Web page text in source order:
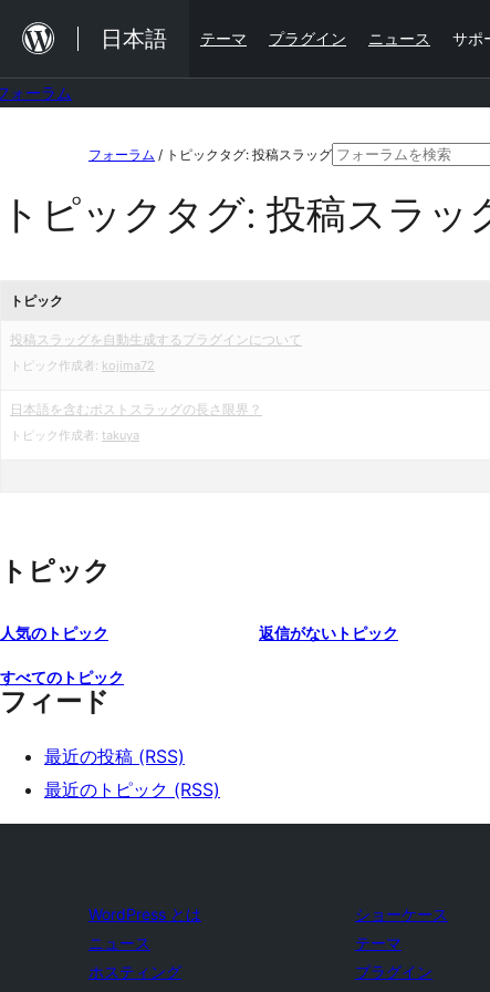
を
日本語 テーマ プラグイン ニュース サポ
ォーラム
へ
ス
キ
ッ
プ
フォーラム / トピックタグ: 投稿スラッグ検
対
トピックタグ: 投稿スラッ
トピック
投稿スラッグを自動生成するプラグインについて
トピック作成者: kojima72
日本語を含むポストスラッグの長さ限界？
トピック作成者: takuya
トピック
人気のトピック 返信がないトピック
すべてのトピック
フィード
最近の投稿 (RSS)
最近のトピック (RSS)
WordPress とは
ニュース
ホスティング
ショーケース
テーマ
プラグイン